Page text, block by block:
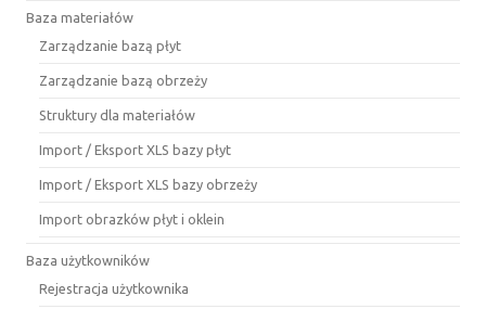
Baza materiałów
Zarządzanie bazą płyt
Zarządzanie bazą obrzeży
Struktury dla materiałów
Import / Eksport XLS bazy płyt
Import / Eksport XLS bazy obrzeży
Import obrazków płyt i oklein
Baza użytkowników
Rejestracja użytkownika